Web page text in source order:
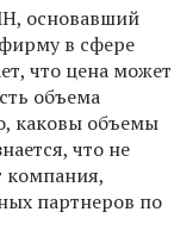
основавший
в сфере
что цена может
объема
каковы объемы
что не
компания,
партнеров по